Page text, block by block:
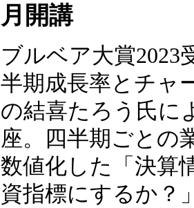
月開講
ブルベア大賞2023
半期成長率とチャ
の結喜たろう氏に
座。四半期ごとの
数値化した「決算
資指標にするか？